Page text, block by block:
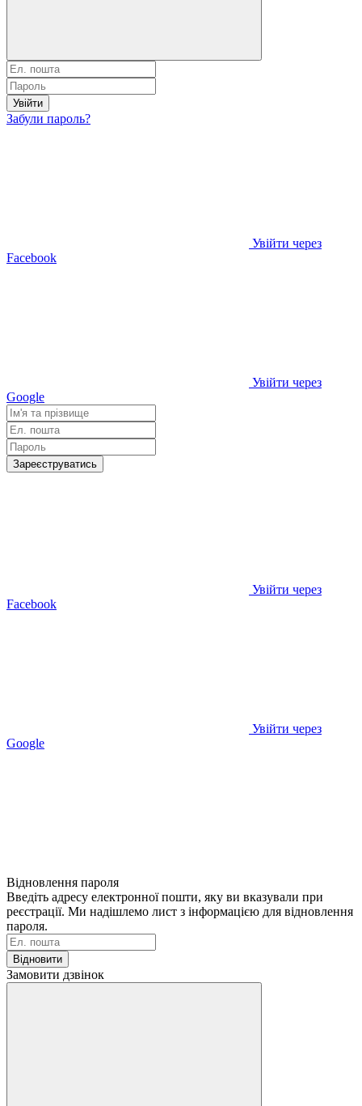
Увійти
Забули пароль?
Увійти через
Facebook
Увійти через
Google
Зареєструватись
Увійти через
Facebook
Увійти через
Google
Відновлення пароля
Введіть адресу електронної пошти, яку ви вказували при
реєстрації. Ми надішлемо лист з інформацією для відновлення
пароля.
Відновити
Замовити дзвінок